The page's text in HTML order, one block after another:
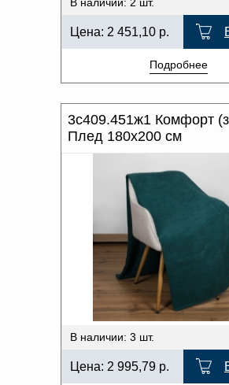
Цена: 2 451,10 р.
Подробнее
3с409.451ж1 Комфорт
Плед 180х200 см
В наличии: 3 шт.
Цена: 2 995,79 р.